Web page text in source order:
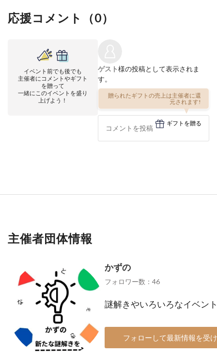
応援コメント（0）
イベント前でも後でも
主催者にコメントやギフト
を贈って
一緒にこのイベントを盛り
上げよう！
ゲスト様の投稿として表示されま
す。
贈られたギフトの売上は主催者に還
元されます!
ギフトを贈る
主催者団体情報
かずの
フォロワー数：46
謎解きやいろいろなイベン
フォローして最新情報を受